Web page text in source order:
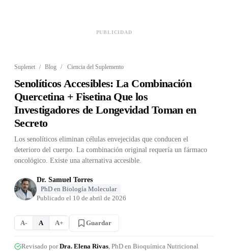
PUBLICIDAD
Suplenet / Blog / Ciencia del Suplemento
Senolíticos Accesibles: La Combinación
Quercetina + Fisetina Que los
Investigadores de Longevidad Toman en
Secreto
Los senolíticos eliminan células envejecidas que conducen el
deterioro del cuerpo. La combinación original requería un fármaco
oncológico. Existe una alternativa accesible.
Dr. Samuel Torres
PhD en Biología Molecular
Publicado el 10 de abril de 2026
A- A A+ Guardar
Revisado porDra. Elena Rivas , PhD en Bioquímica Nutricional